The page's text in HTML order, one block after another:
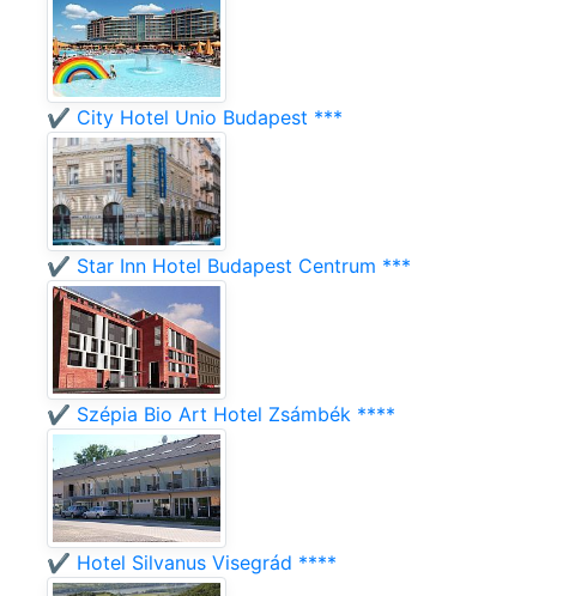
✔️ City Hotel Unio Budapest ***
✔️ Star Inn Hotel Budapest Centrum ***
✔️ Szépia Bio Art Hotel Zsámbék ****
✔️ Hotel Silvanus Visegrád ****